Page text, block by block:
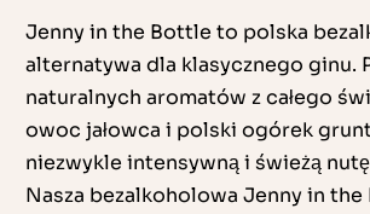
Jenny in the Bottle to polska
alternatywa dla klasycznego ginu.
naturalnych aromatów z całego
owoc jałowca i polski ogórek
niezwykle intensywną i świeżą
Nasza bezalkoholowa Jenny in